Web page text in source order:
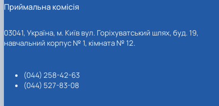
Приймальна комісія
03041, Україна, м. Київ вул. Горіхуватський шлях, буд. 19,
навчальний корпус № 1, кімната № 12.
(044) 258-42-63
(044) 527-83-08